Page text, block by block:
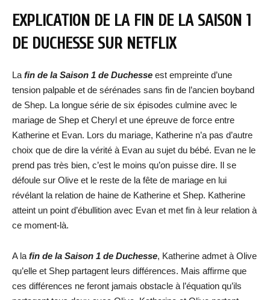
EXPLICATION DE LA FIN DE LA SAISON 1
DE DUCHESSE SUR NETFLIX
La fin de la Saison 1 de Duchesse est empreinte d’une
tension palpable et de sérénades sans fin de l’ancien boyband
de Shep. La longue série de six épisodes culmine avec le
mariage de Shep et Cheryl et une épreuve de force entre
Katherine et Evan. Lors du mariage, Katherine n’a pas d’autre
choix que de dire la vérité à Evan au sujet du bébé. Evan ne le
prend pas très bien, c’est le moins qu’on puisse dire. Il se
défoule sur Olive et le reste de la fête de mariage en lui
révélant la relation de haine de Katherine et Shep. Katherine
atteint un point d’ébullition avec Evan et met fin à leur relation à
ce moment-là.
A la fin de la Saison 1 de Duchesse, Katherine admet à Olive
qu’elle et Shep partagent leurs différences. Mais affirme que
ces différences ne feront jamais obstacle à l’équation qu’ils